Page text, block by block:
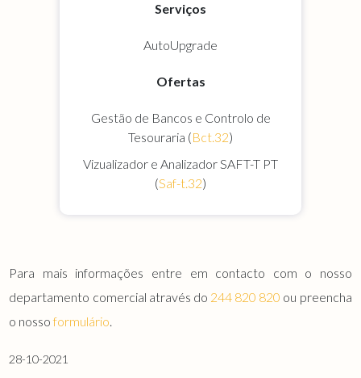
Serviços
AutoUpgrade
Ofertas
Gestão de Bancos e Controlo de
Tesouraria (Bct.32)
Vizualizador e Analizador SAFT-T PT
(Saf-t.32)
Para mais informações entre em contacto com o nosso
departamento comercial através do 244 820 820 ou preencha
o nossoformulário.
28-10-2021